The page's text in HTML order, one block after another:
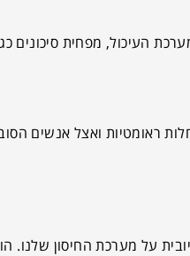
העיכול, מפחית סיכונים
ראומטיות ואצל אנשים
על מערכת החיסון